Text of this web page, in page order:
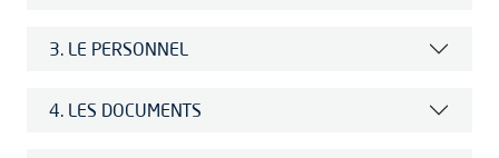
3. LE PERSONNEL
4. LES DOCUMENTS